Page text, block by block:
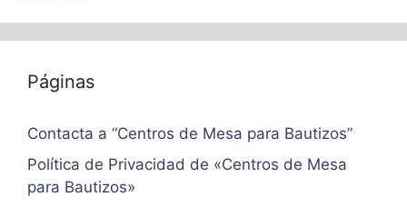
Páginas
Contacta a “Centros de Mesa para Bautizos”
Política de Privacidad de «Centros de Mesa
para Bautizos»